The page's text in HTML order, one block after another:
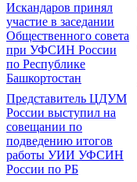
Искандаров принял
участие в заседании
Общественного совета
при УФСИН России
по Республике
Башкортостан
Представитель ЦДУМ
России выступил на
совещании по
подведению итогов
работы УИИ УФСИН
России по РБ